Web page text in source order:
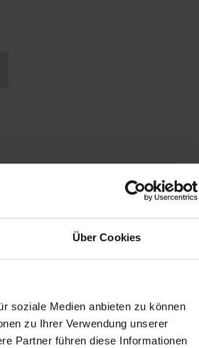
Über Cookies
soziale Medien anbieten zu können
zu Ihrer Verwendung unserer
Partner führen diese Informationen